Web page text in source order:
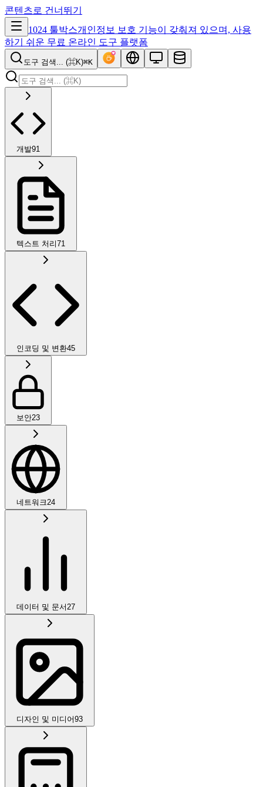
콘텐츠로 건너뛰기
1024 툴박스개인정보 보호 기능이 갖춰져 있으며, 사용
하기 쉬운 무료 온라인 도구 플랫폼
도구 검색... (⌘K)⌘K
개발91
텍스트 처리71
인코딩 및 변환45
보안23
네트워크24
데이터 및 문서27
디자인 및 미디어93